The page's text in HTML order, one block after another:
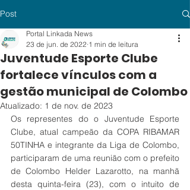
Post
Juventude Esporte Clube
fortalece vínculos com a
gestão municipal de Colombo
Portal Linkada News
23 de jun. de 2022 1 min de leitura
Atualizado: 1 de nov. de 2023
Os representes do o Juventude Esporte
Clube, atual campeão da COPA RIBAMAR
50TINHA e integrante da Liga de Colombo,
participaram de uma reunião com o prefeito
de Colombo Helder Lazarotto, na manhã
desta quinta-feira (23), com o intuito de